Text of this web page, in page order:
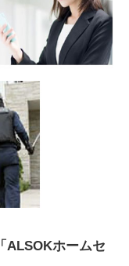
「ALSOKホームセ